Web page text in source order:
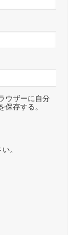
ウザーに自分
保存する。
。